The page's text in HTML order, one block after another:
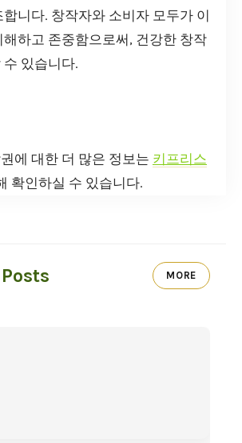
니다. 창작자와 소비자 모두가 이
해하고 존중함으로써, 건강한 창작
있습니다.
에 대한 더 많은 정보는 키프리스
확인하실 수 있습니다.
MORE